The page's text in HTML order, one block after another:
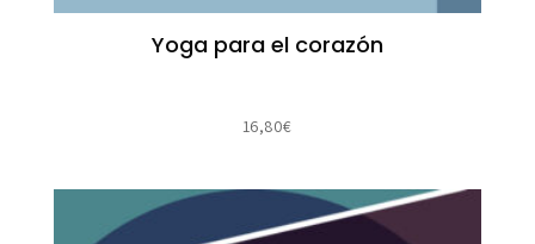
Yoga para el corazón
16,80€